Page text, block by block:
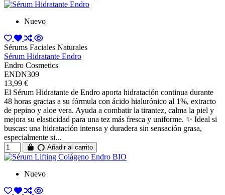
Nuevo
Sérums Faciales Naturales
Sérum Hidratante Endro
Endro Cosmetics
ENDN309
13,99 €
El Sérum Hidratante de Endro aporta hidratación continua durante
48 horas gracias a su fórmula con ácido hialurónico al 1%, extracto
de pepino y aloe vera. Ayuda a combatir la tirantez, calma la piel y
mejora su elasticidad para una tez más fresca y uniforme. ✨ Ideal si
buscas: una hidratación intensa y duradera sin sensación grasa,
especialmente si...
Añadir al carrito
Nuevo